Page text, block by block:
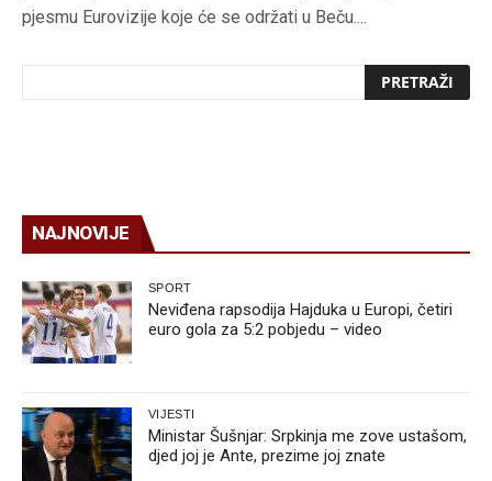
pjesmu Eurovizije koje će se održati u Beču....
NAJNOVIJE
SPORT
Neviđena rapsodija Hajduka u Europi, četiri
euro gola za 5:2 pobjedu – video
VIJESTI
Ministar Šušnjar: Srpkinja me zove ustašom,
djed joj je Ante, prezime joj znate